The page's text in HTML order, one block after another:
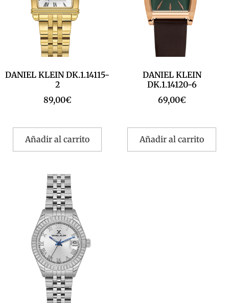
DANIEL KLEIN DK.1.14115-
2
89,00€
Añadir al carrito
DANIEL KLEIN
DK.1.14120-6
69,00€
Añadir al carrito